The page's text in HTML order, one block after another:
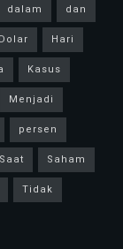
dalam
dan
Dolar
Hari
Kasus
Menjadi
persen
Saat
Saham
Tidak